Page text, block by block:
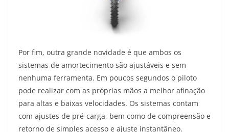
Por fim, outra grande novidade é que ambos os
sistemas de amortecimento são ajustáveis e sem
nenhuma ferramenta. Em poucos segundos o piloto
pode realizar com as próprias mãos a melhor afinação
para altas e baixas velocidades. Os sistemas contam
com ajustes de pré-carga, bem como de compreensão e
retorno de simples acesso e ajuste instantâneo.